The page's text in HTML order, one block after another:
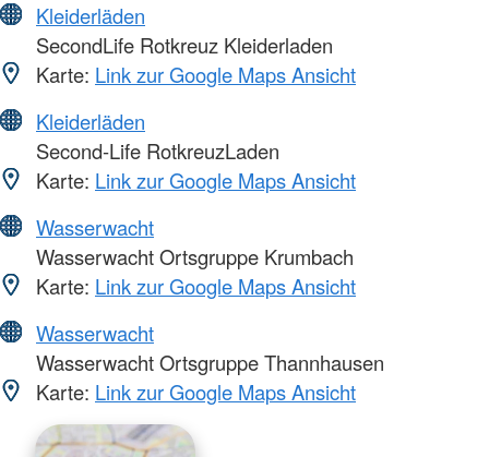
Kleiderläden
SecondLife Rotkreuz Kleiderladen
Karte: Link zur Google Maps Ansicht
Kleiderläden
Second-Life RotkreuzLaden
Karte: Link zur Google Maps Ansicht
Wasserwacht
Wasserwacht Ortsgruppe Krumbach
Karte: Link zur Google Maps Ansicht
Wasserwacht
Wasserwacht Ortsgruppe Thannhausen
Karte: Link zur Google Maps Ansicht